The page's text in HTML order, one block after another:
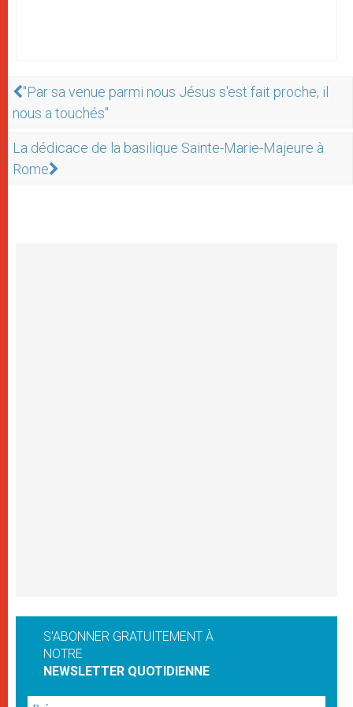
"Par sa venue parmi nous Jésus s'est fait proche, il
nous a touchés"
La dédicace de la basilique Sainte-Marie-Majeure à
Rome
S'ABONNER GRATUITEMENT À
NOTRE
NEWSLETTER QUOTIDIENNE